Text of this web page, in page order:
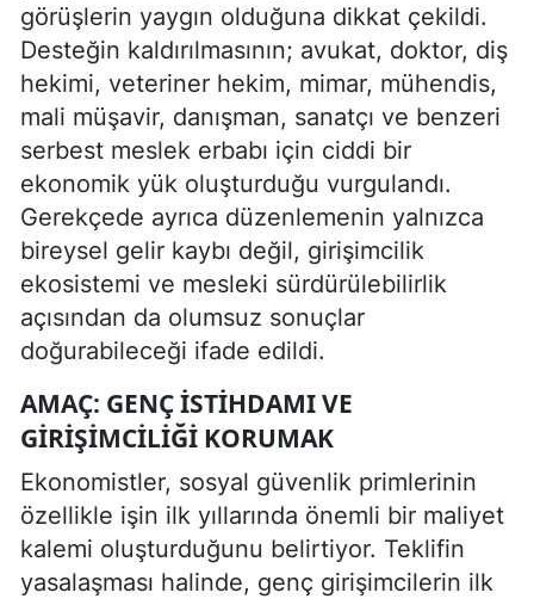
görüşlerin yaygın olduğuna dikkat çekildi.
Desteğin kaldırılmasının; avukat, doktor, diş
hekimi, veteriner hekim, mimar, mühendis,
mali müşavir, danışman, sanatçı ve benzeri
serbest meslek erbabı için ciddi bir
ekonomik yük oluşturduğu vurgulandı.
Gerekçede ayrıca düzenlemenin yalnızca
bireysel gelir kaybı değil, girişimcilik
ekosistemi ve mesleki sürdürülebilirlik
açısından da olumsuz sonuçlar
doğurabileceği ifade edildi.
AMAÇ: GENÇ ISTIHDAMI VE
GIRIŞIMCILIĞI KORUMAK
Ekonomistler, sosyal güvenlik primlerinin
özellikle işin ilk yıllarında önemli bir maliyet
kalemi oluşturduğunu belirtiyor. Teklifin
yasalaşması halinde, genç girişimcilerin ilk